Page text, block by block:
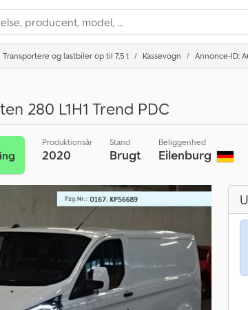
Transportere og lastbiler op til 7,5 t Kassevogn Annonce-ID:
280 L1H1 Trend PDC
Produktionsår
2020
Stand
Brugt
Beliggenhed
Eilenburg